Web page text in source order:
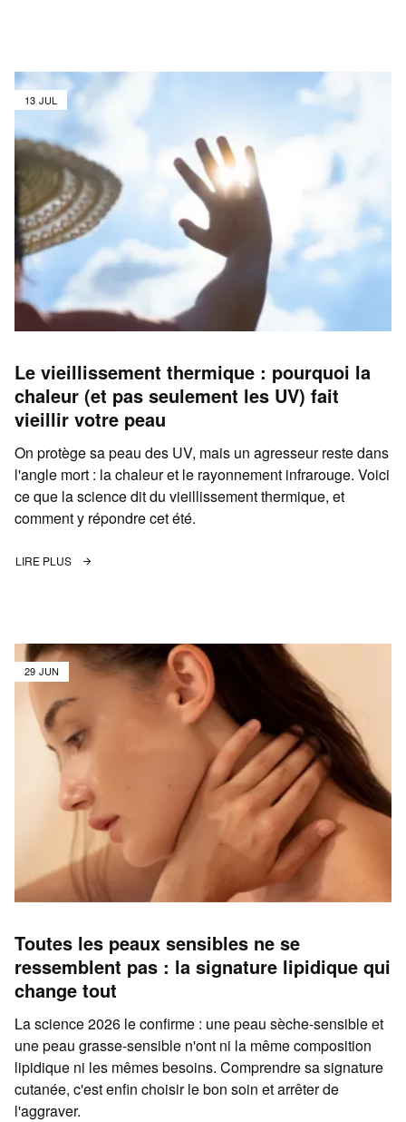
13 JUL
Le vieillissement thermique : pourquoi la
chaleur (et pas seulement les UV) fait
vieillir votre peau
On protège sa peau des UV, mais un agresseur reste dans
l'angle mort : la chaleur et le rayonnement infrarouge. Voici
ce que la science dit du vieillissement thermique, et
comment y répondre cet été.
LIRE PLUS
29 JUN
Toutes les peaux sensibles ne se
ressemblent pas : la signature lipidique qui
change tout
La science 2026 le confirme : une peau sèche-sensible et
une peau grasse-sensible n'ont ni la même composition
lipidique ni les mêmes besoins. Comprendre sa signature
cutanée, c'est enfin choisir le bon soin et arrêter de
l'aggraver.